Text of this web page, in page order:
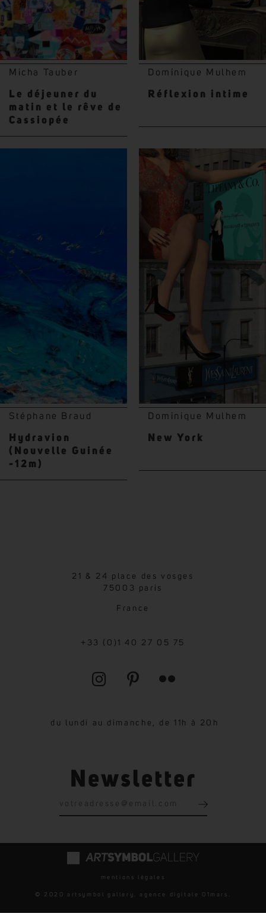
Micha Tauber
Le déjeuner du
matin et le rêve de
Cassiopée
Dominique Mulhem
Réflexion intime
Stéphane Braud
Hydravion
(Nouvelle Guinée
-12m)
Dominique Mulhem
New York
21 & 24 place des vosges
75003 paris
France
+33 (0)1 40 27 05 75
du lundi au dimanche, de 11h à 20h
Newsletter
mentions légales
© 2020 artsymbol gallery. agence digitale 01mars